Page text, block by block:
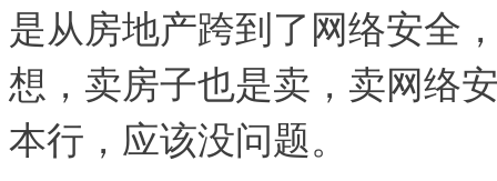
是从房地产跨到了网络安全
想，卖房子也是卖，卖网络
本行，应该没问题。